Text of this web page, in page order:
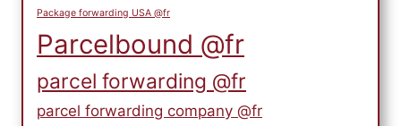
Package forwarding USA @fr
Parcelbound @fr
parcel forwarding @fr
parcel forwarding company @fr